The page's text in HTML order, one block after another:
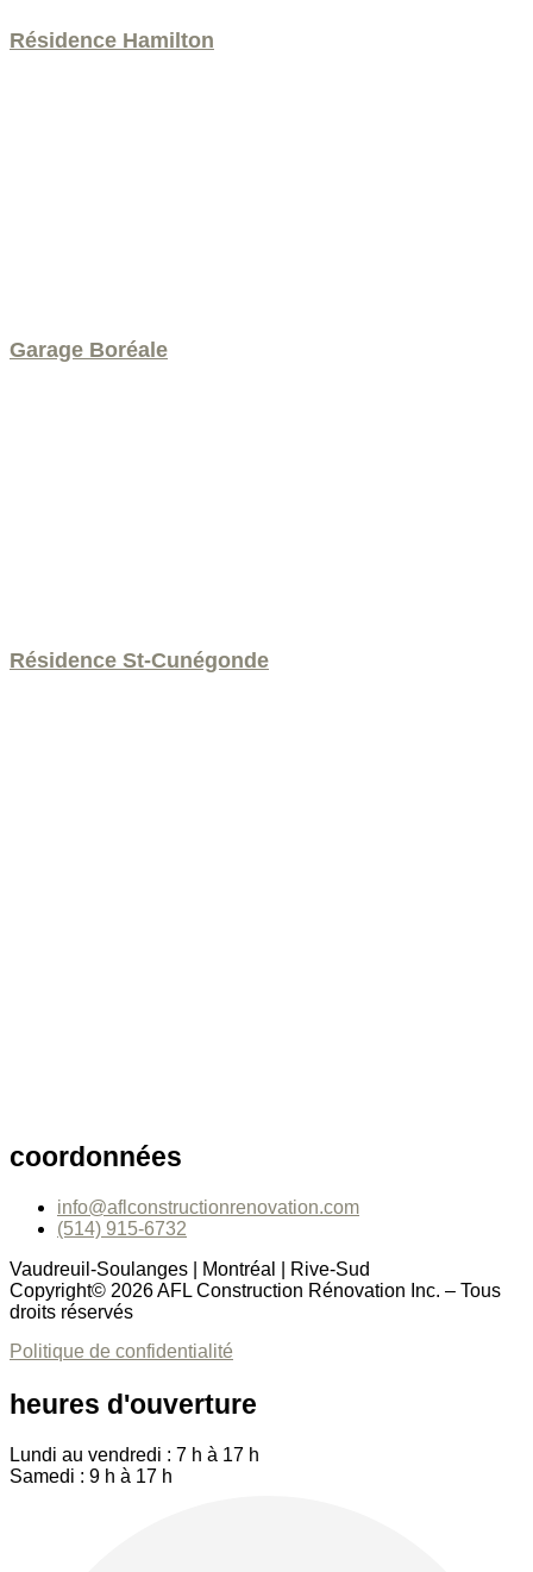
Résidence Hamilton
Garage Boréale
Résidence St-Cunégonde
coordonnées
info@aflconstructionrenovation.com
(514) 915-6732
Vaudreuil-Soulanges | Montréal | Rive-Sud
Copyright© 2026 AFL Construction Rénovation Inc. – Tous
droits réservés
Politique de confidentialité
heures d'ouverture
Lundi au vendredi : 7 h à 17 h
Samedi : 9 h à 17 h